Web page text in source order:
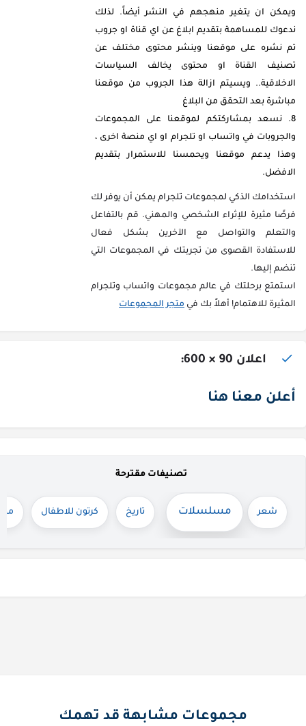
ويمكن ان يتغير منهجهم في النشر أيضاً. لذلك
ندعوك للمساهمة بتقديم ابلاغ عن اي قناة او جروب
تم نشره على موقعنا وينشر محتوى مختلف عن
تصنيف القناة او محتوى يخالف السياسات
الاخلاقية.. ويسيتم ازالة هذا الجروب من موقعنا
مباشرة بعد التحقق من البلاغ
نسعد بمشاركتكم لموقعنا على المجموعات
والجروبات في واتساب او تلجرام او اي منصة اخرى ،
وهذا يدعم موقعنا ويحمسنا للاستمرار بتقديم
الافضل.
استخدامك الذكي لمجموعات تلجرام يمكن أن يوفر لك
فرصًا مثيرة للإثراء الشخصي والمهني. قم بالتفاعل
والتعلم والتواصل مع الآخرين بشكل فعال
للاستفادة القصوى من تجربتك في المجموعات التي
تنضم إليها.
استمتع برحلتك في عالم مجموعات واتساب وتلجرام
المثيرة للاهتمام! أهلاً بك في متجر المجموعات
اعلان 90 × 600:
أعلن معنا هنا
تصنيفات مقترحة
شعر مسلسلات تاريخ كرتون للاطفال
مجموعات مشابهة قد تهمك
قناة واتساب